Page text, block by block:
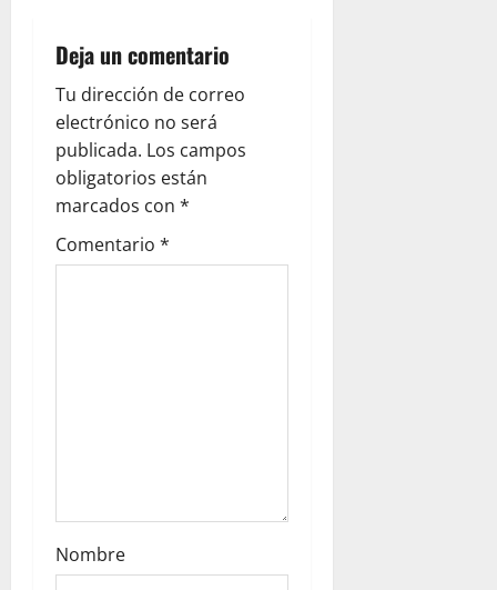
i
g
a
t
i
o
Deja un comentario
Tu dirección de correo
electrónico no será
publicada. Los campos
obligatorios están
marcados con *
Comentario *
Nombre